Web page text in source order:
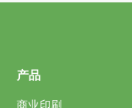
产品
商业印刷